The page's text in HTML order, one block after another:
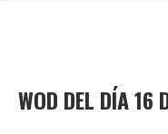
WOD DEL DÍA 16